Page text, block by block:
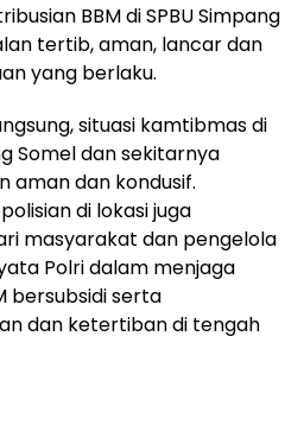
BBM di SPBU Simpang
tertib, aman, lancar dan
yang berlaku.
situasi kamtibmas di
Somel dan sekitarnya
aman dan kondusif.
di lokasi juga
masyarakat dan pengelola
Polri dalam menjaga
bersubsidi serta
dan ketertiban di tengah